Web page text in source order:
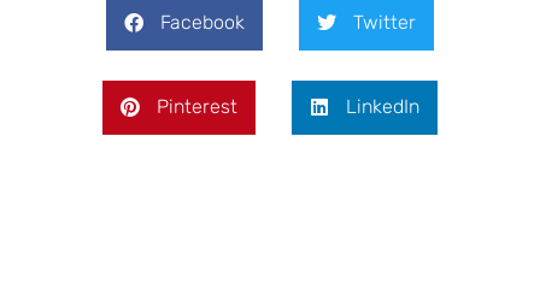
Facebook Twitter
Pinterest LinkedIn